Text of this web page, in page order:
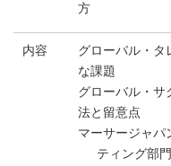
方
内容
グローバル・タ
な課題
グローバル・サ
法と留意点
マーサージャパ
ティング部門